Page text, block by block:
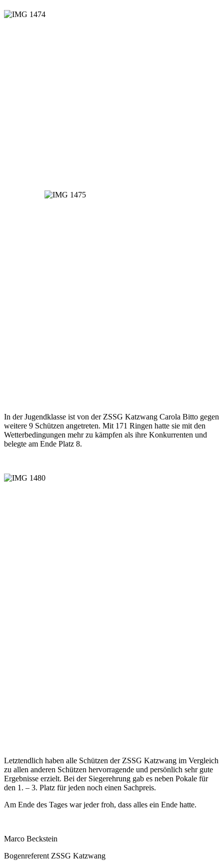
In der Jugendklasse ist von der ZSSG Katzwang Carola Bitto gegen
weitere 9 Schützen angetreten. Mit 171 Ringen hatte sie mit den
Wetterbedingungen mehr zu kämpfen als ihre Konkurrenten und
belegte am Ende Platz 8.
Letztendlich haben alle Schützen der ZSSG Katzwang im Vergleich
zu allen anderen Schützen hervorragende und persönlich sehr gute
Ergebnisse erzielt. Bei der Siegerehrung gab es neben Pokale für
den 1. – 3. Platz für jeden noch einen Sachpreis.
Am Ende des Tages war jeder froh, dass alles ein Ende hatte.
Marco Beckstein
Bogenreferent ZSSG Katzwang